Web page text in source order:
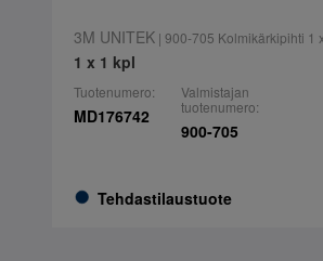
3M UNITEK| 900-705 Kolmikärkipihti 1
1 x 1 kpl
Tuotenumero:
MD176742
Tehdastilaustuote
Valmistajan
tuotenumero:
900-705